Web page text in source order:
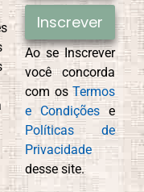
Inscrever
Ao se Inscrever
você concorda
com osTermos
e Condições e
Políticas de
Privacidade
desse site.